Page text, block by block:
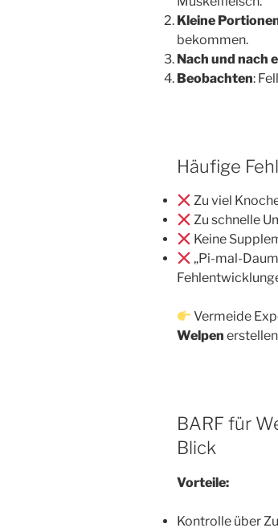
Kleine
bekommen.
Nach und nach
Beobachten:
Häufige
Zu viel
Zu schnelle
Keine
„Pi-mal-
Vermeide
Welpen
BARF für
Blick
Vorteile:
Kontrolle über